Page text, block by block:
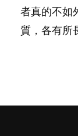
者真的不如
質，各有所
和心理健康